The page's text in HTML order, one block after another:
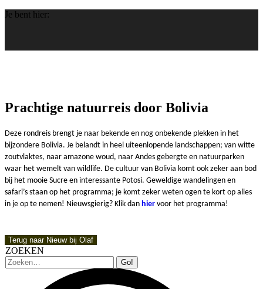
Je bent hier:
Prachtige natuurreis door Bolivia
Deze rondreis brengt je naar bekende en nog onbekende plekken in het
bijzondere Bolivia. Je belandt in heel uiteenlopende landschappen; van witte
zoutvlaktes, naar amazone woud, naar Andes gebergte en natuurparken
waar het wemelt van wildlife. De cultuur van Bolivia komt ook zeker aan bod
bij het mooie Sucre en interessante Potosi. Geweldige wandelingen en
safari’s staan op het programma; je komt zeker weten ogen te kort op alles
in je op te nemen! Nieuwsgierig? Klik dan hier voor het programma!
Terug naar Nieuw bij Olaf
ZOEKEN
Zoeken: